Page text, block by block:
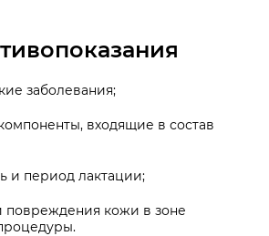
заболевания;
входящие в состав
и период лактации;
повреждения кожи в зоне